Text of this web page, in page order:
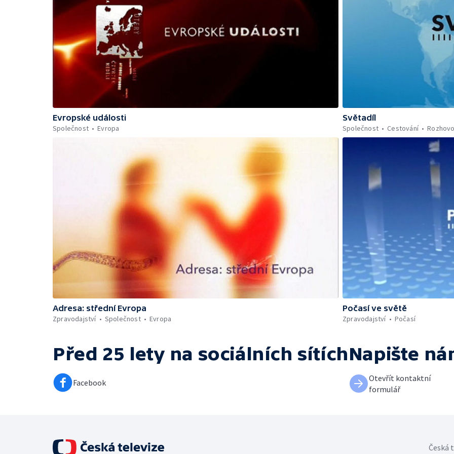
Evropské události
Společnost
Evropa
Světadíl
Společnost
Cestování
Adresa: střední Evropa
Zpravodajství
Společnost Evropa
Počasí ve světě
Zpravodajství
Počasí
Před 25 lety na sociálních sítích
Facebook
Napište
Otevřít kontaktní
formulář
Česká